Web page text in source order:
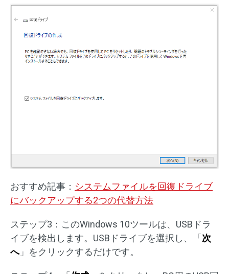
おすすめ記事： システムファイルを回復ドライブ
にバックアップする2つの代替方法
ステップ3：このWindows 10ツールは、USBドラ
イブを検出します。USBドライブを選択し、「次
へ」をクリックするだけです。